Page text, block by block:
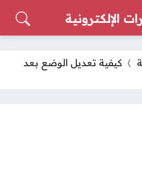
الإلكترونية
كيفية تعديل الوضع بعد